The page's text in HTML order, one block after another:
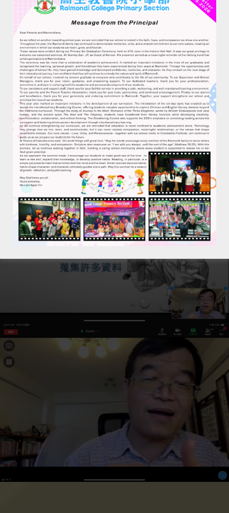
領取《2024-25校刊》通知
已訂購《2024-2025校刊》的學生可於以下時間親身或
委託他人到校領取校刊：
日期：8/7 – 31/8/2026
時間：星期一至五，上午九時至下午四時
地點：一樓校務處
備註：領取校刊時需要說出學生班別及姓名，以資識別。